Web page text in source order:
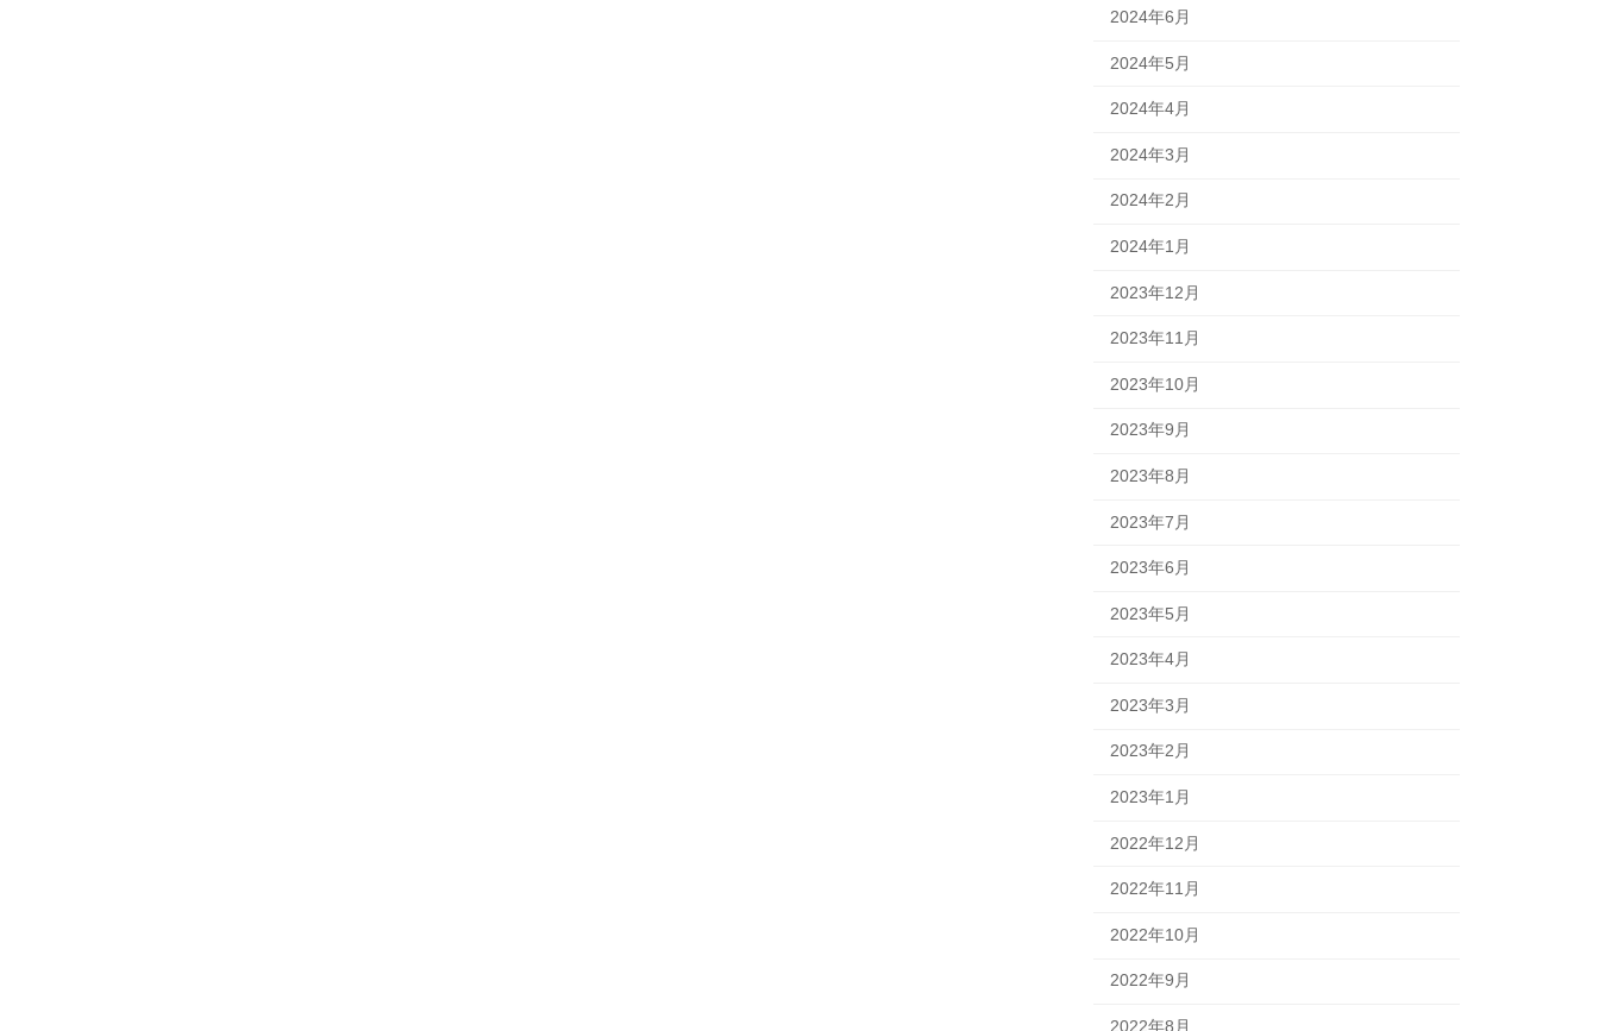
2024年6月
2024年5月
2024年4月
2024年3月
2024年2月
2024年1月
2023年12月
2023年11月
2023年10月
2023年9月
2023年8月
2023年7月
2023年6月
2023年5月
2023年4月
2023年3月
2023年2月
2023年1月
2022年12月
2022年11月
2022年10月
2022年9月
2022年8月